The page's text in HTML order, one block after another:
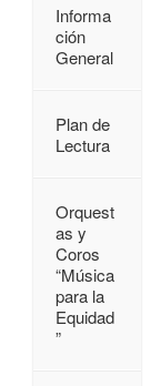
Informa
ción
General
Plan de
Lectura
Orquest
as y
Coros
“Música
para la
Equidad
”